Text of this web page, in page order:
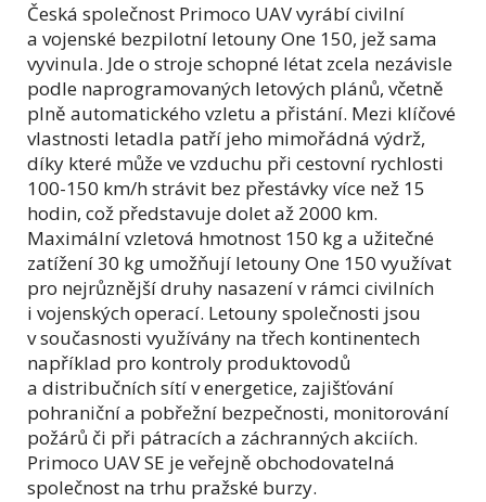
Česká společnost Primoco UAV vyrábí civilní
a vojenské bezpilotní letouny One 150, jež sama
vyvinula. Jde o stroje schopné létat zcela nezávisle
podle naprogramovaných letových plánů, včetně
plně automatického vzletu a přistání. Mezi klíčové
vlastnosti letadla patří jeho mimořádná výdrž,
díky které může ve vzduchu při cestovní rychlosti
100-150 km/h strávit bez přestávky více než 15
hodin, což představuje dolet až 2000 km.
Maximální vzletová hmotnost 150 kg a užitečné
zatížení 30 kg umožňují letouny One 150 využívat
pro nejrůznější druhy nasazení v rámci civilních
i vojenských operací. Letouny společnosti jsou
v současnosti využívány na třech kontinentech
například pro kontroly produktovodů
a distribučních sítí v energetice, zajišťování
pohraniční a pobřežní bezpečnosti, monitorování
požárů či při pátracích a záchranných akciích.
Primoco UAV SE je veřejně obchodovatelná
společnost na trhu pražské burzy.